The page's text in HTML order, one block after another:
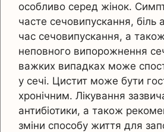
особливо серед жінок.
часте сечовипускання, біль
час сечовипускання, а
неповного випорожнення
важких випадках може
у сечі. Цистит може бути
хронічним. Лікування
антибіотики, а також
зміни способу життя для